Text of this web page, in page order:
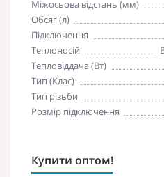
Міжосьова відстань (мм)
Обсяг (л)
Підключення
Теплоносій
Тепловіддача (Вт)
Тип (Клас)
Тип різьби
Розмір підключення
Купити оптом!